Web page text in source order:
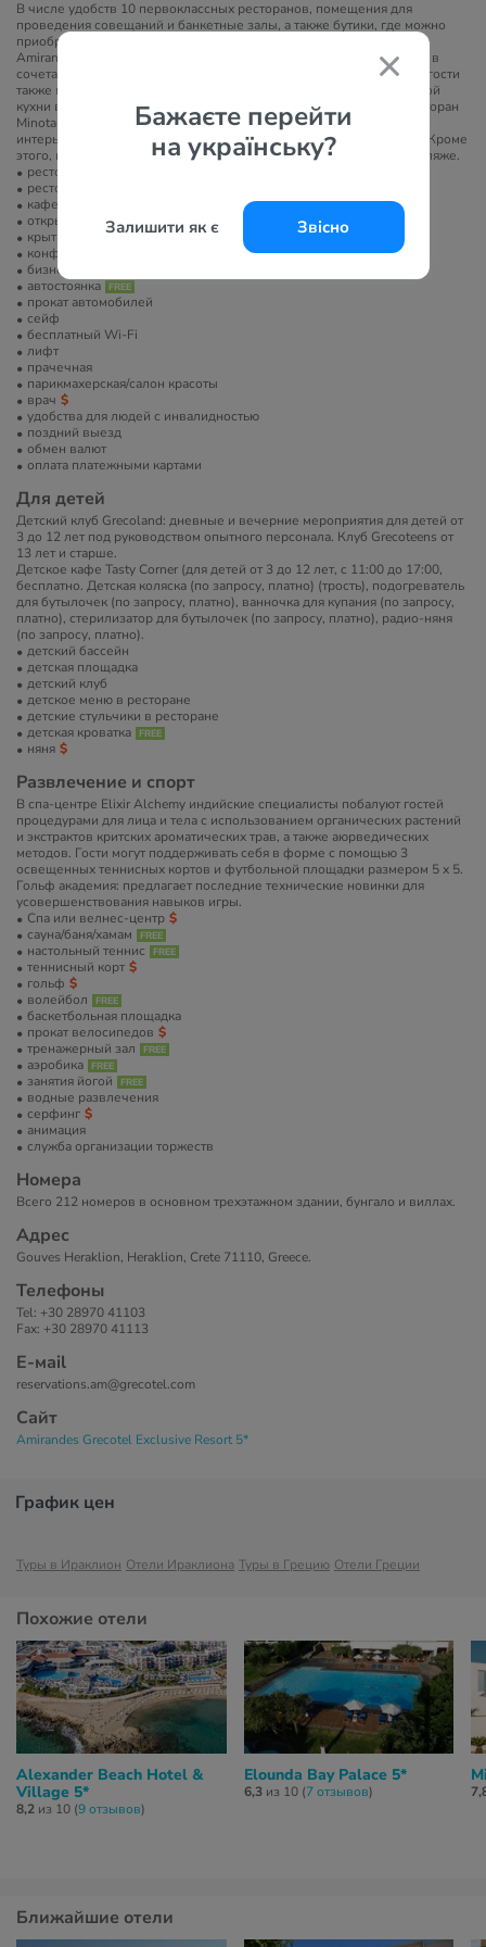
Бажаєте перейти
на українську?
Залишити як є Звісно
В числе удобств 10 первоклассных ресторанов, помещения для
проведения совещаний и банкетные залы, а также бутики, где можно
приобрести ювелирные изделия и одежду. В главном ресторане
Amirandes подают блюда традиционной средиземноморской кухни в
сочетании с международными деликатесами на завтрак или ужин, гости
также могут насладиться изысканными блюдами интернациональной
кухни в впечатляющем ресторане Lago Di Candia. Уникальный ресторан
Minotaur специализируется на блюдах итальянской кухни, в его
интерьере используется подлинная коллекция керамики Пикассо. Кроме
этого, гости могут посетить бар у бассейна, бар у лагуны и бар на пляже.
ресторан
ресторан a la carte
кафе/бар
открытый бассейн
крытый бассейн
конференц-зал/банкетный зал
бизнес-центр
автостоянка
прокат автомобилей
сейф
бесплатный Wi-Fi
лифт
прачечная
парикмахерская/салон красоты
врач
удобства для людей с инвалидностью
поздний выезд
обмен валют
оплата платежными картами
Для детей
Детский клуб Grecoland: дневные и вечерние мероприятия для детей от
3 до 12 лет под руководством опытного персонала. Клуб Grecoteens от
13 лет и старше.
Детское кафе Tasty Corner (для детей от 3 до 12 лет, c 11:00 до 17:00,
бесплатно. Детская коляска (по запросу, платно) (трость), подогреватель
для бутылочек (по запросу, платно), ванночка для купания (по запросу,
платно), стерилизатор для бутылочек (по запросу, платно), радио-няня
(по запросу, платно).
детский бассейн
детская площадка
детский клуб
детское меню в ресторане
детские стульчики в ресторане
детская кроватка
няня
Развлечение и спорт
В спа-центре Elixir Alchemy индийские специалисты побалуют гостей
процедурами для лица и тела с использованием органических растений
и экстрактов критских ароматических трав, а также аюрведических
методов. Гости могут поддерживать себя в форме с помощью 3
освещенных теннисных кортов и футбольной площадки размером 5 х 5.
Гольф академия: предлагает последние технические новинки для
усовершенствования навыков игры.
Спа или велнес-центр
сауна/баня/хамам
настольный теннис
теннисный корт
гольф
волейбол
баскетбольная площадка
прокат велосипедов
тренажерный зал
аэробика
занятия йогой
водные развлечения
серфинг
анимация
служба организации торжеств
Номера
Всего 212 номеров в основном трехэтажном здании, бунгало и виллах.
Адрес
Gouves Heraklion, Heraklion, Crete 71110, Greece.
Телефоны
Tel: +30 28970 41103
Fax: +30 28970 41113
Е-маil
reservations.am@grecotel.com
Сайт
Amirandes Grecotel Exclusive Resort 5*
График цен
Туры в Ираклион Отели Ираклиона Туры в Грецию Отели Греции
Похожие отели
Alexander Beach Hotel &
Village 5*
8,2 из 10 (9 отзывов)
Elounda Bay Palace 5*
6,3из 10 (7 отзывов)
Ближайшие отели